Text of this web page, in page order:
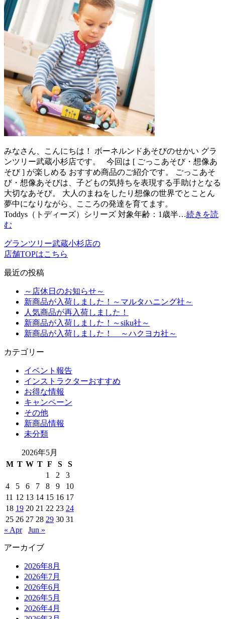
みなさん、こんにちは！ ボーネルンドあそびのせかい グラ
ンツリー武蔵小杉店です。 今回は [ ごっこあそび・想像あ
そび ] が楽しめる おすすめ商品のご紹介です。 ごっこあそ
び・想像あそびは、子どもの気持ちを表現する手助けとなる
大切なあそび。 大人のまねをしたり想像の世界でとことん
夢中になりながら、こころの発達を育てます。
Toddys（トディーズ）シリーズ 対象年齢：1歳半…続きを読
む
グランツリー武蔵小杉店の
店舗TOPはこちら
最近の投稿
～店休日のお知らせ～
新商品が入荷しました！～マルタハニング社～
人気商品が再入荷しました！
新商品が入荷しました！～siku社～
新商品が入荷しました！ ～ハクヨカ社～
カテゴリー
イベント報告
インストラクターおすすめ
お得な情報
キャンペーン
その他
新商品情報
未分類
2026年5月
M T W T F S
S
1
2
3
4
5 6 7 8 9
10
11 12 13 14 15 16 17
18 19 20 21 22 23 24
25 26 27 28 29 30 31
« Apr
Jun »
アーカイブ
2026年8月
2026年7月
2026年6月
2026年5月
2026年4月